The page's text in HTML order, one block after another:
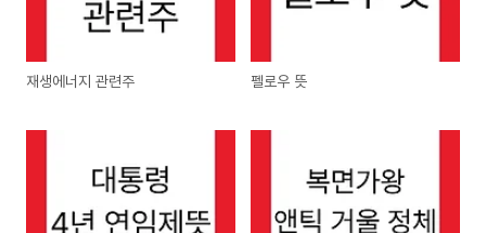
재생에너지 관련주 펠로우 뜻